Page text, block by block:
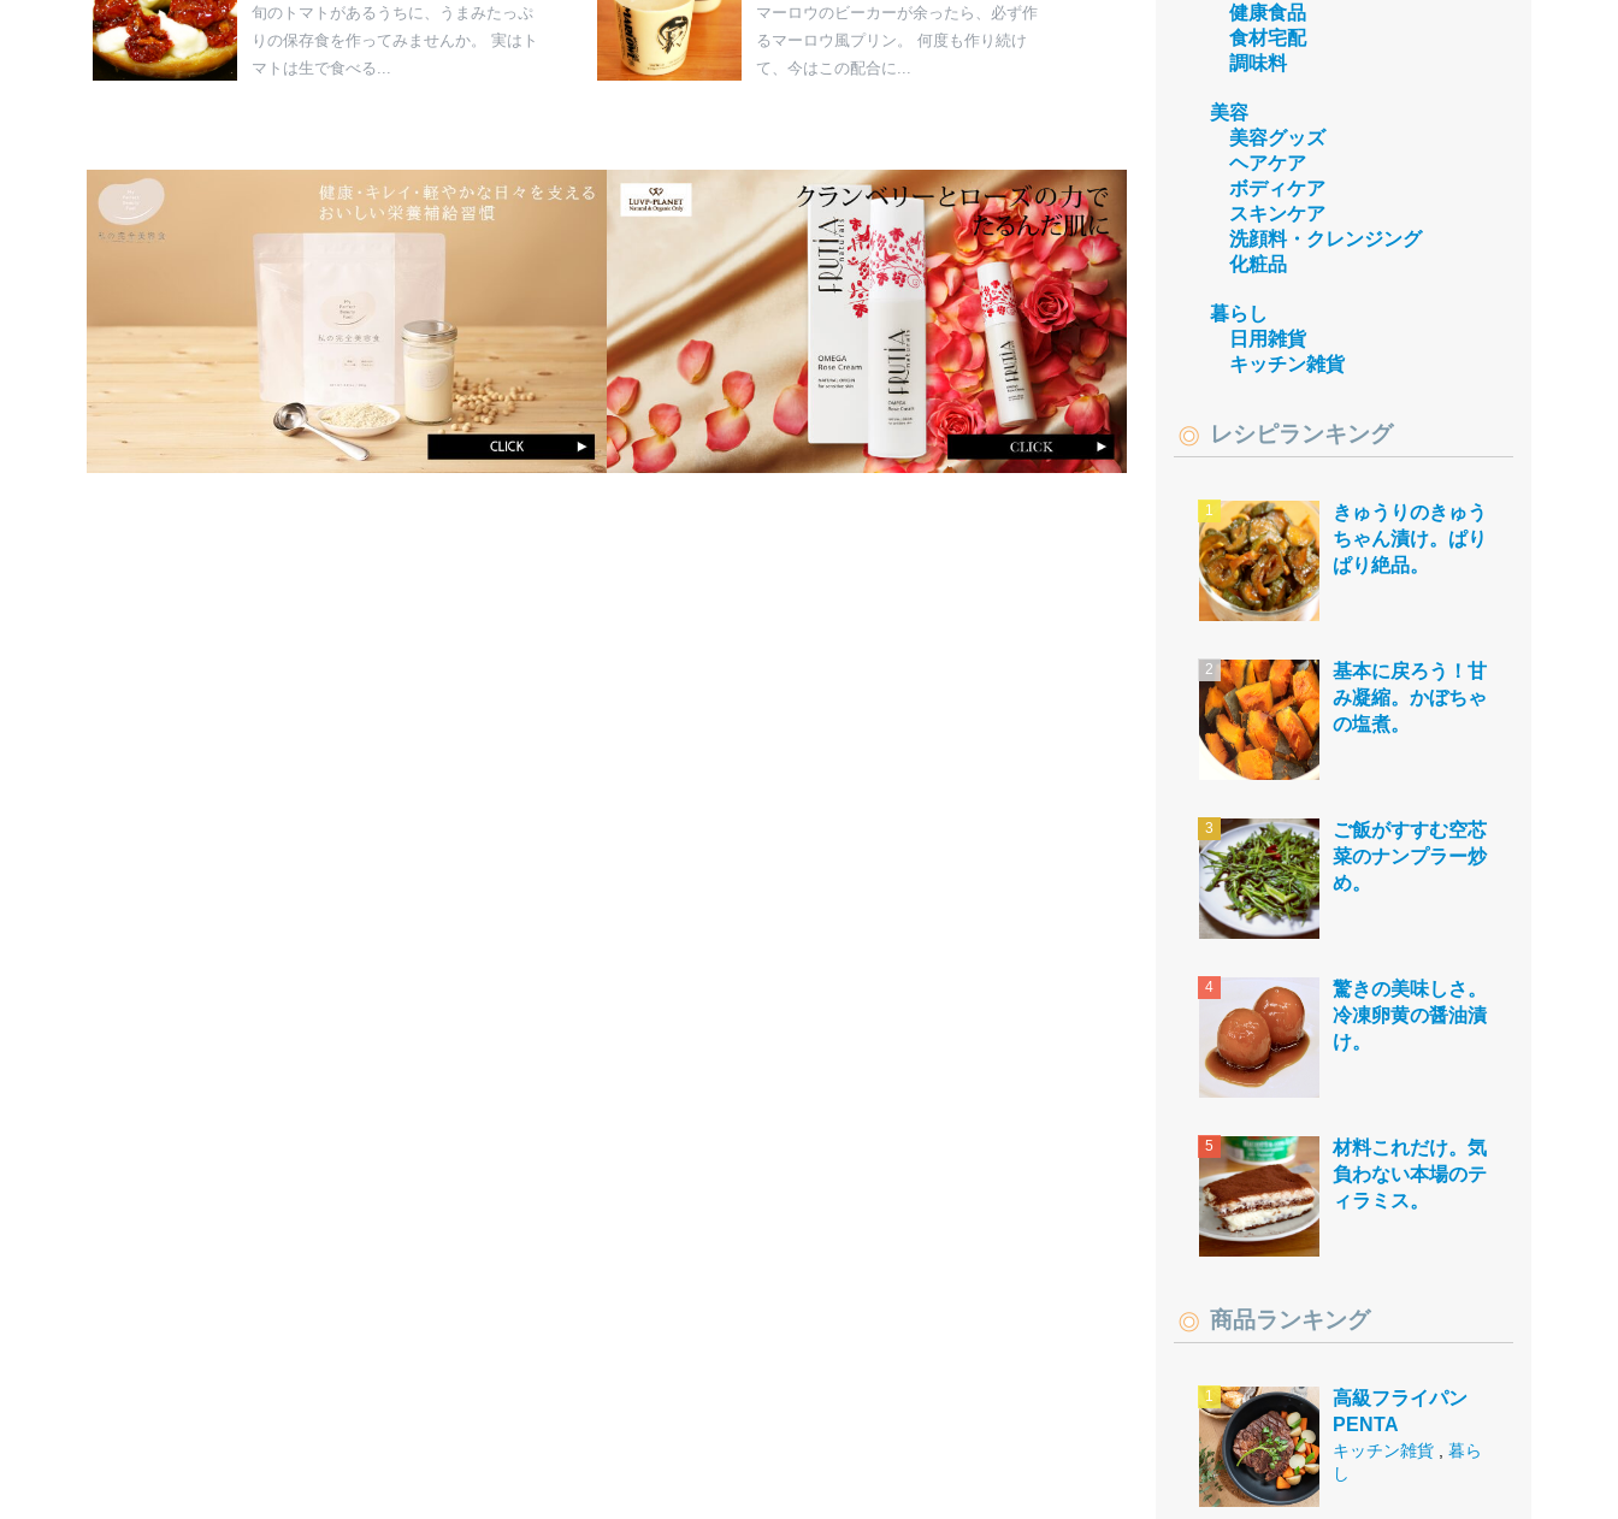
旬のトマトがあるうちに、うまみたっぷ
りの保存食を作ってみませんか。 実はト
マトは生で食べる...
マーロウのビーカーが余ったら、必ず作
るマーロウ風プリン。 何度も作り続け
て、今はこの配合に...
健康食品
食材宅配
調味料
美容
美容グッズ
ヘアケア
ボディケア
スキンケア
洗顔料・クレンジング
化粧品
暮らし
日用雑貨
キッチン雑貨
レシピランキング
きゅうりのきゅう
ちゃん漬け。ぱり
ぱり絶品。
基本に戻ろう！甘
み凝縮。かぼちゃ
の塩煮。
ご飯がすすむ空芯
菜のナンプラー炒
め。
驚きの美味しさ。
冷凍卵黄の醤油漬
け。
材料これだけ。気
負わない本場のテ
ィラミス。
商品ランキング
高級フライパン
PENTA
キッチン雑貨
暮ら
し